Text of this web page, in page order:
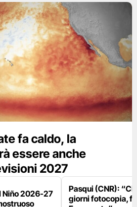
fa caldo, la
essere anche
2027
Niño 2026-27
Pasqui (CNR):
giorni fotocopia,